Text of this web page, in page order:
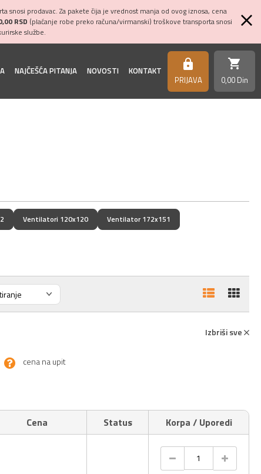
prodavac. Za pakete čija je vrednost manja od ovog iznosa, cena
RSD (plaćanje robe preko računa/virmanski) troškove transporta snosi
službe.
NAJČEŠĆA PITANJA NOVOSTI KONTAKT https
PRIJAVA
shopping_cart
0,00 Din
Ventilatori 120x120
Ventilator 172x151
Izbriši sve
cena na upit
Cena Status Korpa / Uporedi